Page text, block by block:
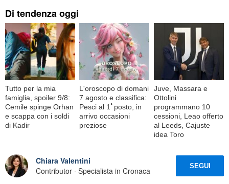
Di tendenza oggi
Tutto per la mia
famiglia, spoiler 9/8:
Cemile spinge Orhan
e scappa con i soldi
di Kadir
L'oroscopo di domani
7 agosto e classifica:
Pesci al 1ﾟposto, in
arrivo occasioni
preziose
Juve, Massara e
Ottolini
programmano 10
cessioni, Leao offerto
al Leeds, Cajuste
idea Toro
Chiara Valentini
Contributor · Specialista in Cronaca
SEGUI